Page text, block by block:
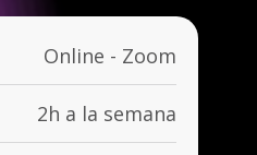
Online - Zoom
2h a la semana